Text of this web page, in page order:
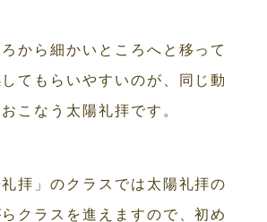
から細かいところへと移って
てもらいやすいのが、同じ動
こなう太陽礼拝です。
礼拝」のクラスでは太陽礼拝の
クラスを進えますので、初め